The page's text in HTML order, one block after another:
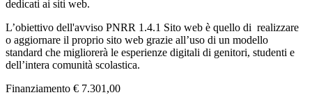
dedicati ai siti web.
L’obiettivo dell'avviso PNRR 1.4.1 Sito web è quello di realizzare
o aggiornare il proprio sito web grazie all’uso di un modello
standard che migliorerà le esperienze digitali di genitori, studenti e
dell’intera comunità scolastica.
Finanziamento € 7.301,00